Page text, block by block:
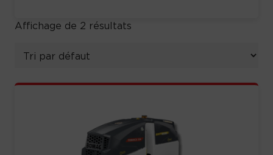
Affichage de 2 résultats